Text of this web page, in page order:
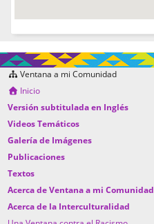
Ventana a mi Comunidad
Inicio
Versión subtitulada en Inglés
Videos Temáticos
Galería de Imágenes
Publicaciones
Textos
Acerca de Ventana a mi Comunidad
Acerca de la Interculturalidad